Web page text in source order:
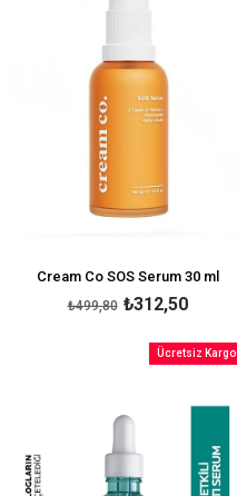
Cream Co SOS Serum 30 ml
₺312,50
₺499,80
Ücretsiz Kargo